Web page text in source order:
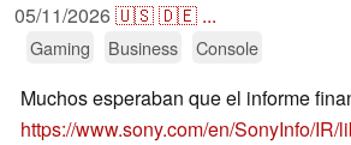
05/11/2026🇺🇸🇩🇪 ...
Gaming Business Console
Muchos esperaban que el informe
https://www.sony.com/en/SonyInfo/